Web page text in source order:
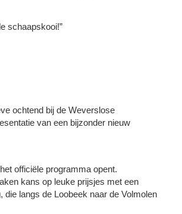
schaapskooi!”
ochtend bij de Weverslose
van een bijzonder nieuw
officiële programma opent.
kans op leuke prijsjes met een
langs de Loobeek naar de Volmolen